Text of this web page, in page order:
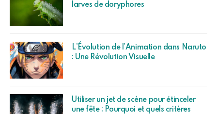
larves de doryphores
L’Évolution de l’Animation dans Naruto
: Une Révolution Visuelle
Utiliser un jet de scène pour étinceler
une fête : Pourquoi et quels critères